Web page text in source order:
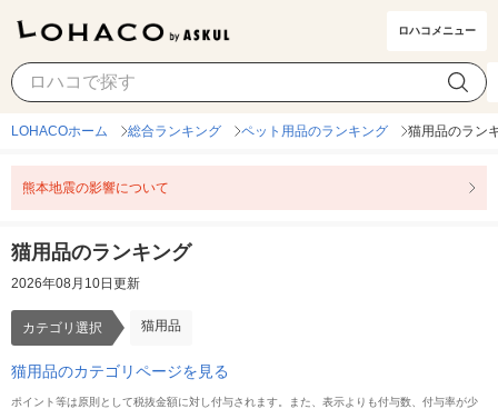
ロハコメニュー
猫用品 カテゴリ選択
LOHACOホーム 総合ランキング ペット用品のランキング 猫用品のラン
熊本地震の影響について
猫用品のランキング
2026年08月10日更新
カテゴリ選択 猫用品
猫用品のカテゴリページを見る
ポイント等は原則として税抜金額に対し付与されます。また、表示よりも付与数、付与率が少